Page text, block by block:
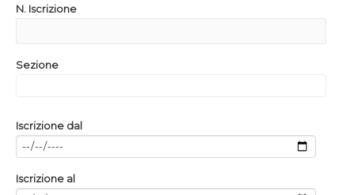
N. Iscrizione
Sezione
Iscrizione dal
Iscrizione al